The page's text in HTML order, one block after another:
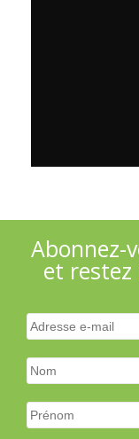
Abonnez-
et